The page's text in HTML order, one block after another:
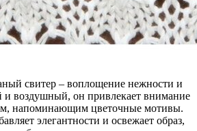
свитер – воплощение нежности и
и воздушный, он привлекает внимание
напоминающим цветочные мотивы.
элегантности и освежает образ,